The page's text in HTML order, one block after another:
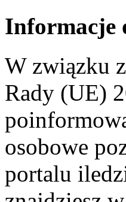
Informacje
W związku
Rady (UE)
osobowe
portalu